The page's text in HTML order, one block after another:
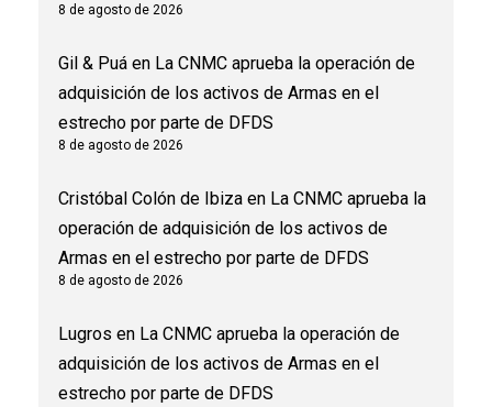
8 de agosto de 2026
Gil & Puá en La CNMC aprueba la operación de
adquisición de los activos de Armas en el
estrecho por parte de DFDS
8 de agosto de 2026
Cristóbal Colón de Ibiza en La CNMC aprueba la
operación de adquisición de los activos de
Armas en el estrecho por parte de DFDS
8 de agosto de 2026
Lugros en La CNMC aprueba la operación de
adquisición de los activos de Armas en el
estrecho por parte de DFDS